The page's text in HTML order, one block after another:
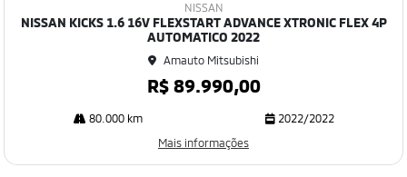
ilh
NISSAN
NISSAN KICKS 1.6 16V FLEXSTART ADVANCE XTRONIC FLEX 4P
AUTOMATICO 2022
Amauto Mitsubishi
R$ 89.990,00
80.000 km
2022/2022
Mais informações